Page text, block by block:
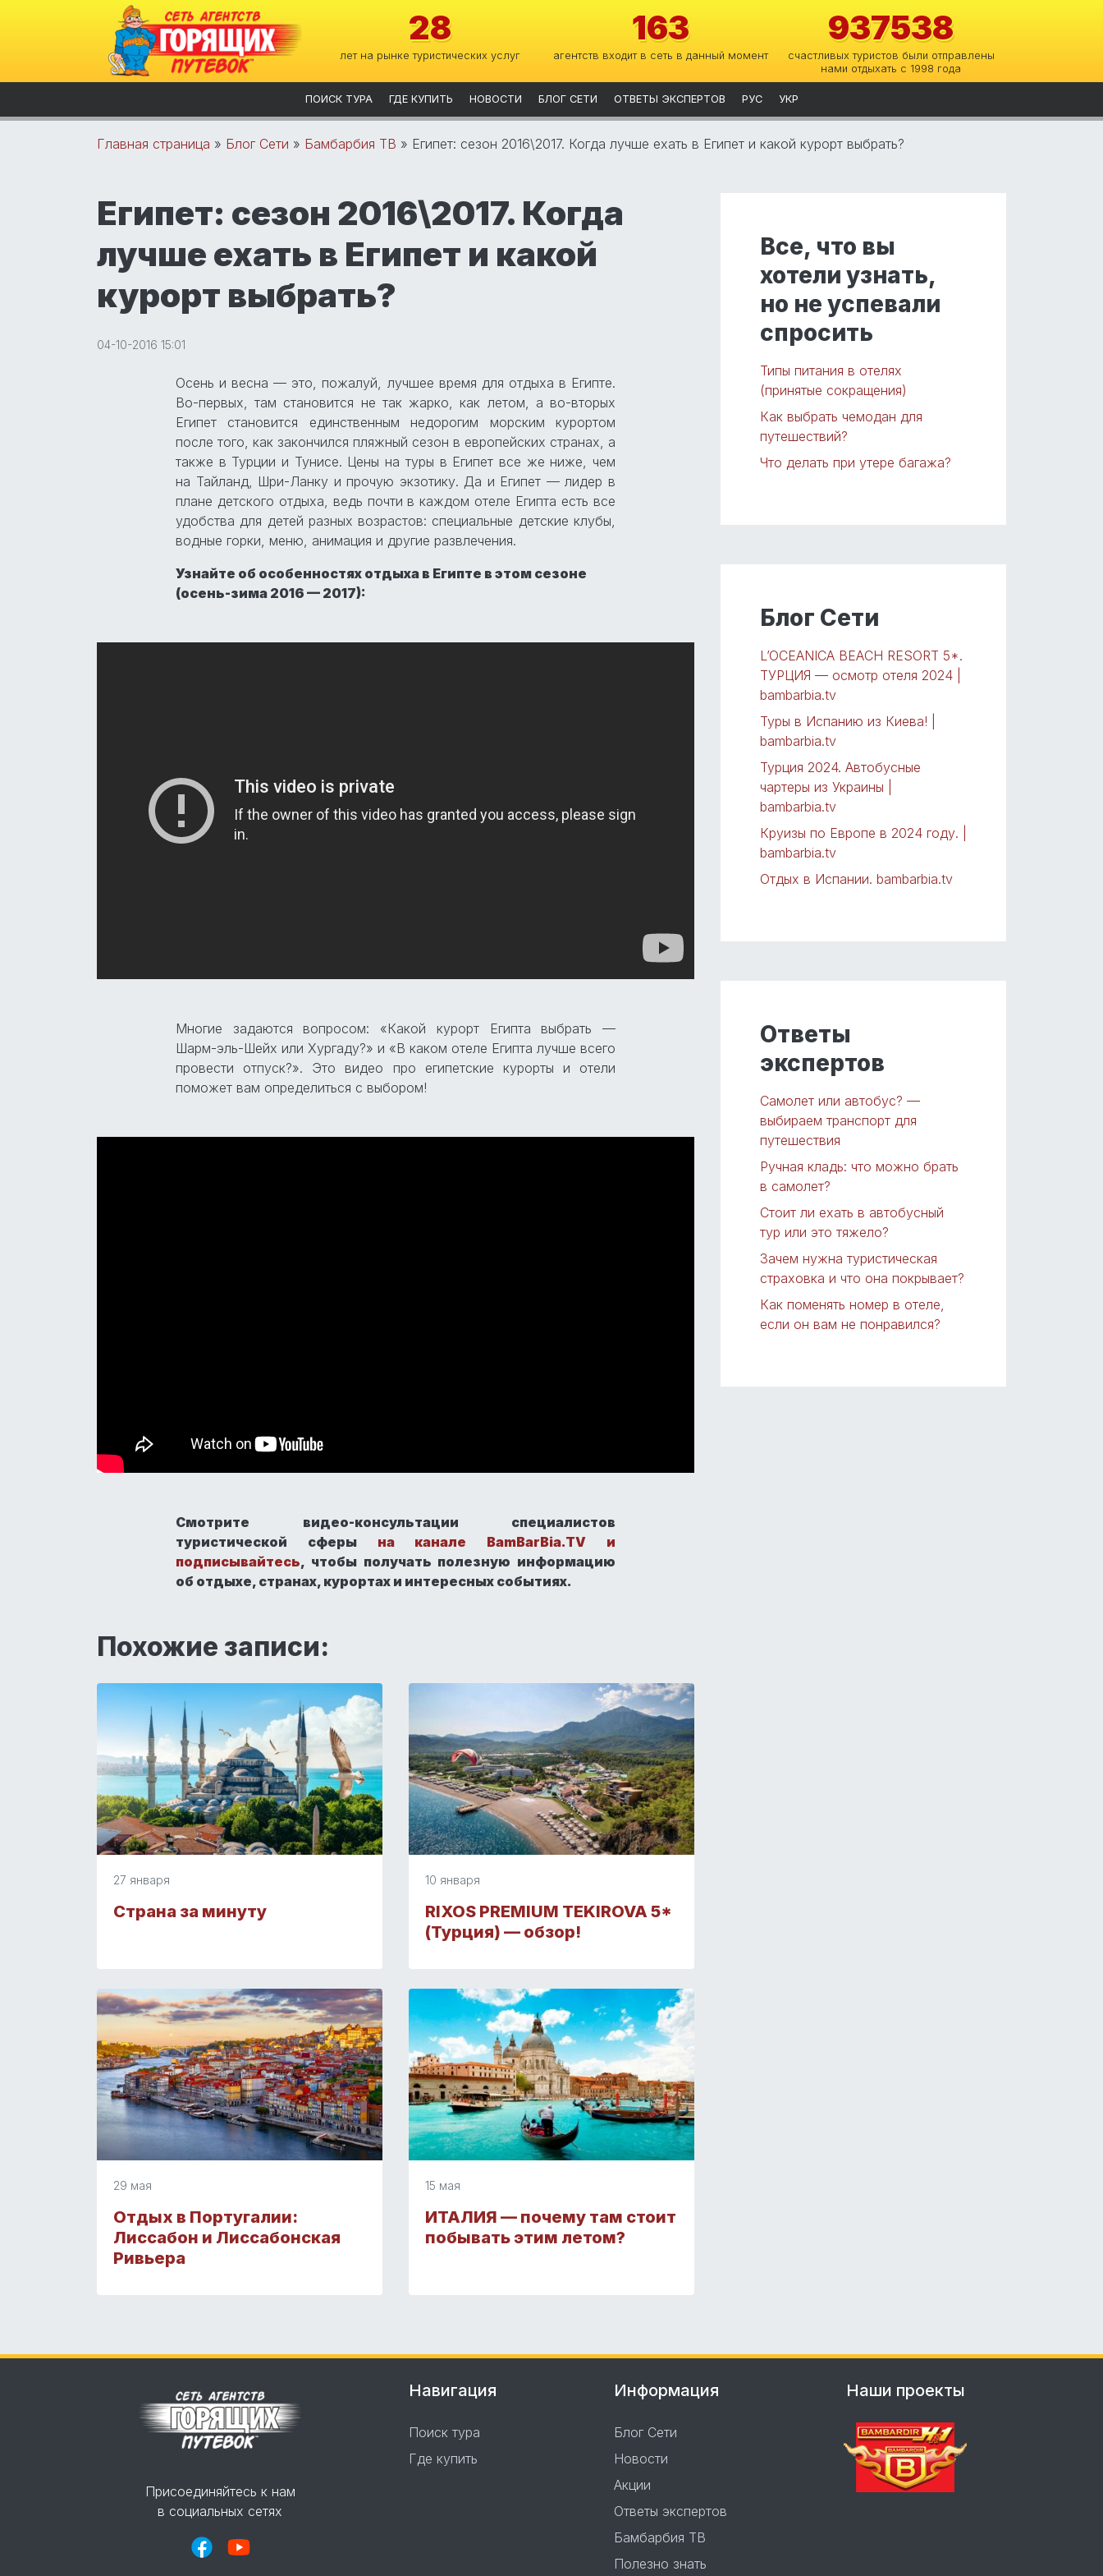
28
лет на рынке туристических услуг
163
агентств входит в сеть в данный момент
937538
счастливых туристов были отправлены
нами отдыхать с 1998 года
ПОИСК ТУРА ГДЕ КУПИТЬ НОВОСТИ БЛОГ СЕТИ ОТВЕТЫ ЭКСПЕРТОВ РУС УКР
Главная страница » Блог Сети » Бамбарбия ТВ » Египет: сезон 2016\2017. Когда лучше ехать в Египет и какой курорт выбрать?
Египет: сезон 2016\2017. Когда
лучше ехать в Египет и какой
курорт выбрать?
04-10-2016 15:01
Осень и весна — это, пожалуй, лучшее время для отдыха в Египте.
Во-первых, там становится не так жарко, как летом, а во-вторых
Египет становится единственным недорогим морским курортом
после того, как закончился пляжный сезон в европейских странах, а
также в Турции и Тунисе. Цены на туры в Египет все же ниже, чем
на Тайланд, Шри-Ланку и прочую экзотику. Да и Египет — лидер в
плане детского отдыха, ведь почти в каждом отеле Египта есть все
удобства для детей разных возрастов: специальные детские клубы,
водные горки, меню, анимация и другие развлечения.
Узнайте об особенностях отдыха в Египте в этом сезоне
(осень-зима 2016 — 2017):
Многие задаются вопросом: «Какой курорт Египта выбрать —
Шарм-эль-Шейх или Хургаду?» и «В каком отеле Египта лучше всего
провести отпуск?». Это видео про египетские курорты и отели
поможет вам определиться с выбором!
Смотрите видео-консультации специалистов
туристической сферы на канале BamBarBia.TV и
подписывайтесь, чтобы получать полезную информацию
об отдыхе, странах, курортах и интересных событиях.
Похожие записи:
27 января
Страна за минуту
10 января
RIXOS PREMIUM TEKIROVA 5*
(Турция) — обзор!
29 мая
Отдых в Португалии:
Лиссабон и Лиссабонская
Ривьера
15 мая
ИТАЛИЯ — почему там стоит
побывать этим летом?
Все, что вы
хотели узнать,
но не успевали
спросить
Типы питания в отелях
(принятые сокращения)
Как выбрать чемодан для
путешествий?
Что делать при утере багажа?
Блог Сети
L’OCEANICA BEACH RESORT 5*.
ТУРЦИЯ — осмотр отеля 2024 |
bambarbia.tv
Туры в Испанию из Киева! |
bambarbia.tv
Турция 2024. Автобусные
чартеры из Украины |
bambarbia.tv
Круизы по Европе в 2024 году. |
bambarbia.tv
Отдых в Испании. bambarbia.tv
Ответы
экспертов
Самолет или автобус? —
выбираем транспорт для
путешествия
Ручная кладь: что можно брать
в самолет?
Стоит ли ехать в автобусный
тур или это тяжело?
Зачем нужна туристическая
страховка и что она покрывает?
Как поменять номер в отеле,
если он вам не понравился?
Навигация
Поиск тура
Где купить
Информация
Блог Сети
Новости
Акции
Ответы экспертов
Бамбарбия ТВ
Полезно знать
Наши проекты
Присоединяйтесь к нам
в социальных сетях